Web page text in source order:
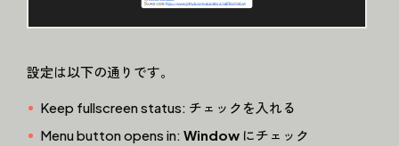
設定は以下の通りです。
Keep fullscreen status: チェックを入れる
Menu button opens in: Window にチェック